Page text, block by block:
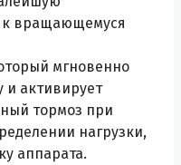
к вращающемуся
мгновенно
и активирует
тормоз при
нагрузки,
аппарата.